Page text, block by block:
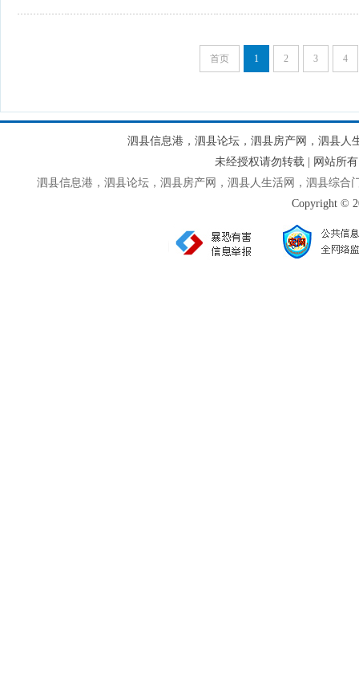
首页 1 2 3 4
泗县信息港，泗县论坛，泗县房产网，泗县人
未经授权请勿转载 | 网站所
泗县信息港，泗县论坛，泗县房产网，泗县人生活网，泗县综合
Copyright ©